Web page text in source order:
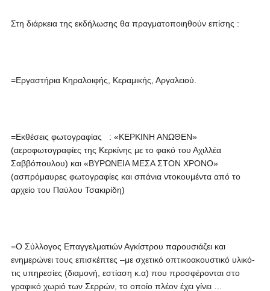
Στη διάρκεια της εκδήλωσης θα πραγματοποιηθούν επίσης :
=Εργαστήρια Κηραλοιφής, Κεραμικής, Αργαλειού.
=Εκθέσεις φωτογραφίας : «KEΡΚΙΝΗ ΑΝΩΘΕΝ»
(αεροφωτογραφίες της Κερκίνης με το φακό του Αχιλλέα
Σαββόπουλου) και «ΒΥΡΩΝΕΙΑ ΜΕΣΑ ΣΤΟΝ ΧΡΟΝΟ»
(ασπρόμαυρες φωτογραφίες και σπάνια ντοκουμέντα από το
αρχείο του Παύλου Τσακιρίδη)
=Ο Σύλλογος Επαγγελματιών Αγκίστρου παρουσιάζει και
ενημερώνει τους επισκέπτες –με σχετικό οπτικοακουστικό υλικό-
τις υπηρεσίες (διαμονή, εστίαση κ.α) που προσφέρονται στο
γραφικό χωριό των Σερρών, το οποίο πλέον έχει γίνει …